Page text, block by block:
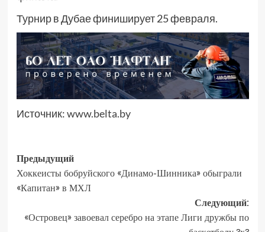
Турнир в Дубае финиширует 25 февраля.
Источник:www.belta.by
Предыдущий
Хоккеисты бобруйского «Динамо-Шинника» обыграли
«Капитан» в МХЛ
Следующий:
«Островец» завоевал серебро на этапе Лиги дружбы по